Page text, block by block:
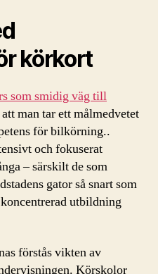
körkort
som smidig väg till
man tar ett målmedvetet
för bilkörning..
och fokuserat
– särskilt de som
gator så snart som
utbildning
förstås vikten av
Körskolor